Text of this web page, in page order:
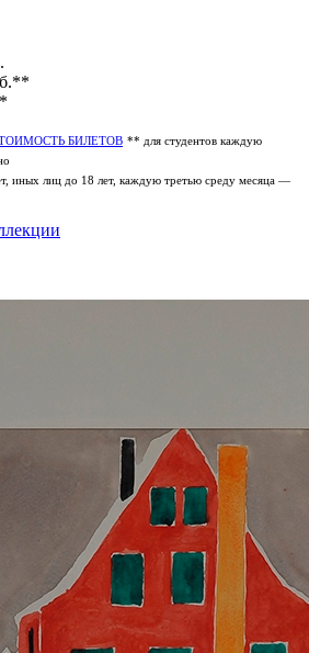
БИЛЕТОВ ** для студентов каждую
иных лиц до 18 лет, каждую третью среду месяца —